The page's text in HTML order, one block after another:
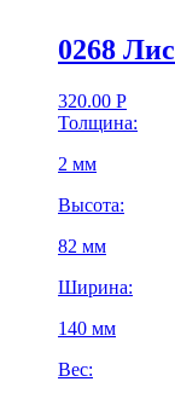
0268
320.00 Р
Толщина:
2 мм
Высота:
82 мм
Ширина:
140 мм
Вес: